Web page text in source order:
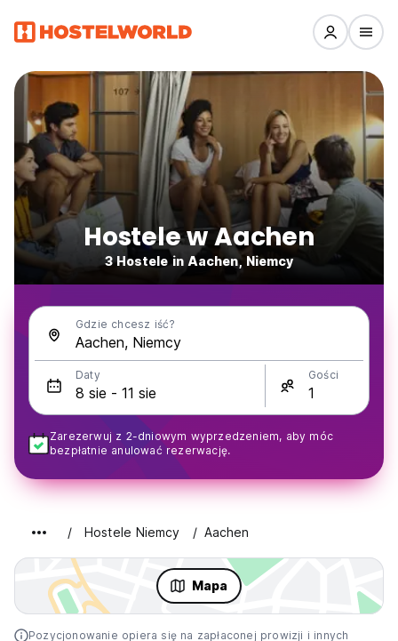
Hostele w Aachen
3 Hostele in Aachen, Niemcy
Gdzie chcesz iść?
Daty Gości
Zarezerwuj z 2-dniowym wyprzedzeniem, aby móc
bezpłatnie anulować rezerwację.
Hostele Niemcy Aachen
Mapa
Pozycjonowanie opiera się na zapłaconej prowizji i innych